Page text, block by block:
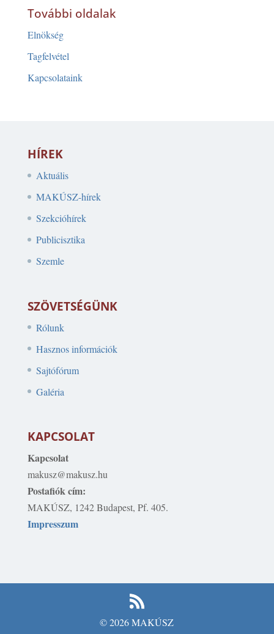
További oldalak
Elnökség
Tagfelvétel
Kapcsolataink
HÍREK
Aktuális
MAKÚSZ-hírek
Szekcióhírek
Publicisztika
Szemle
SZÖVETSÉGÜNK
Rólunk
Hasznos információk
Sajtófórum
Galéria
KAPCSOLAT
Kapcsolat
makusz@makusz.hu
Postafiók cím:
MAKÚSZ, 1242 Budapest, Pf. 405.
Impresszum
© 2026 MAKÚSZ